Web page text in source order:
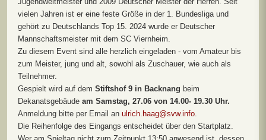
vielen Jahren ist er eine feste Größe in der 1. Bundesliga und
gehört zu Deutschlands Top 15. 2024 wurde er Deutscher
Mannschaftsmeister mit dem SC Viernheim.
Zu diesem Event sind alle herzlich eingeladen - vom Amateur bis
zum Meister, jung und alt, sowohl als Zuschauer, wie auch als
Teilnehmer.
Gespielt wird auf dem Stiftshof 9 in Backnang beim
Dekanatsgebäude am Samstag, 27.06 von 14.00- 19.30 Uhr.
Anmeldung bitte per Email an ulrich.haag@svw.info.
Die Reihenfolge des Eingangs entscheidet über den Startplatz.